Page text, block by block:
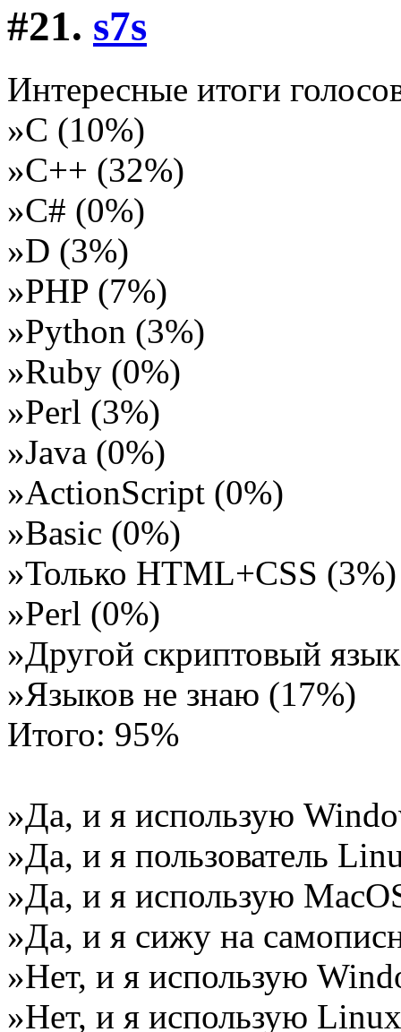
#21. s7s
Интересные итоги
»С (10%)
»С++ (32%)
»C# (0%)
»D (3%)
»PHP (7%)
»Python (3%)
»Ruby (0%)
»Perl (3%)
»Java (0%)
»ActionScript (0%)
»Basic (0%)
»Только HTML+CSS (3%)
»Perl (0%)
»Другой скриптовый
»Языков не знаю (17%)
Итого: 95%
»Да, и я использую
»Да, и я пользователь
»Да, и я использую
»Да, и я сижу на
»Нет, и я использую
»Нет, и я использую